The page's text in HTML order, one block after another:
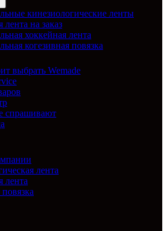
кинезиологические ленты
на заказ
хоккейная лента
когезивная повязка
выбрать Wemade
спрашивают
лента
лента